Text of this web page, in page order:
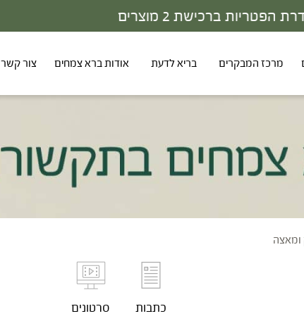
30% - הנחה על סדרת הפטריות ברכישת 3 מוצרים
מרכז המבקרים בריא לדעת אודות ברא צמחים צור קשר
ומאצה
כתבות סרטונים